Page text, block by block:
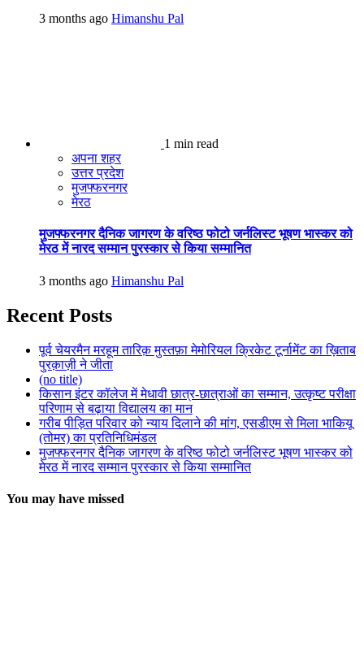
3 months ago Himanshu Pal
1 min read
अपना शहर
उत्तर प्रदेश
मुजफ्फरनगर
मेरठ
मुजफ्फरनगर दैनिक जागरण के वरिष्ठ फोटो जर्नलिस्ट भूषण भास्कर को
मेरठ में नारद सम्मान पुरस्कार से किया सम्मानित
3 months ago Himanshu Pal
Recent Posts
पूर्व चेयरमैन मरहूम तारिक़ मुस्तफ़ा मेमोरियल क्रिकेट टूर्नामेंट का ख़िताब
पुरक़ाज़ी ने जीता
(no title)
किसान इंटर कॉलेज में मेधावी छात्र-छात्राओं का सम्मान, उत्कृष्ट परीक्षा
परिणाम से बढ़ाया विद्यालय का मान
गरीब पीड़ित परिवार को न्याय दिलाने की मांग, एसडीएम से मिला भाकियू
(तोमर) का प्रतिनिधिमंडल
मुजफ्फरनगर दैनिक जागरण के वरिष्ठ फोटो जर्नलिस्ट भूषण भास्कर को
मेरठ में नारद सम्मान पुरस्कार से किया सम्मानित
You may have missed